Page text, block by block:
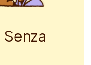
Senza